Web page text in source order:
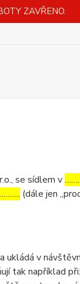
ZAVŘENO.
se sídlem v
(dále jen
v
tak například